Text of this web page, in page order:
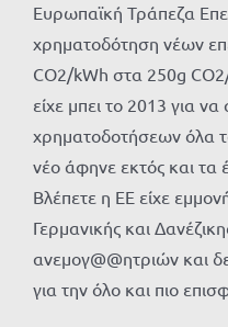
Ευρωπαϊκή Τράπεζα
χρηματοδότηση νέων
CO2/kWh στα 250g
είχε μπει το 2013 για
χρηματοδοτήσεων όλα
νέο άφηνε εκτός και τα
Βλέπετε η ΕΕ είχε
Γερμανικής και
ανεμογ@@ητριών και
για την όλο και πιο